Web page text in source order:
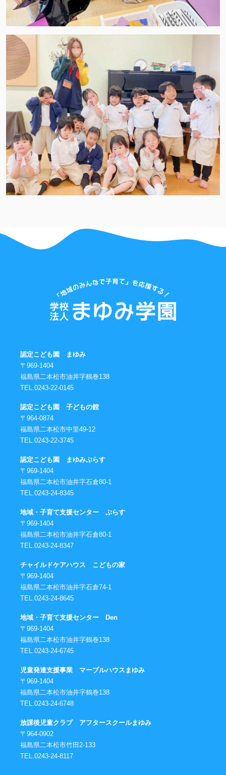
認定こども園 まゆみ
〒969-1404
福島県二本松市油井字鶴巻138
TEL.0243-22-0145
認定こども園 子どもの館
〒964-0874
福島県二本松市中里49-12
TEL.0243-22-3745
認定こども園 まゆみぷらす
〒969-1404
福島県二本松市油井字石倉80-1
TEL.0243-24-8345
地域・子育て支援センター ぷらす
〒969-1404
福島県二本松市油井字石倉80-1
TEL.0243-24-8347
チャイルドケアハウス こどもの家
〒969-1404
福島県二本松市油井字石倉74-1
TEL.0243-24-8645
地域・子育て支援センター Den
〒969-1404
福島県二本松市油井字鶴巻138
TEL.0243-24-6745
児童発達支援事業 マーブルハウスまゆみ
〒969-1404
福島県二本松市油井字鶴巻138
TEL.0243-24-6748
放課後児童クラブ アフタースクールまゆみ
〒964-0902
福島県二本松市竹田2-133
TEL.0243-24-8117